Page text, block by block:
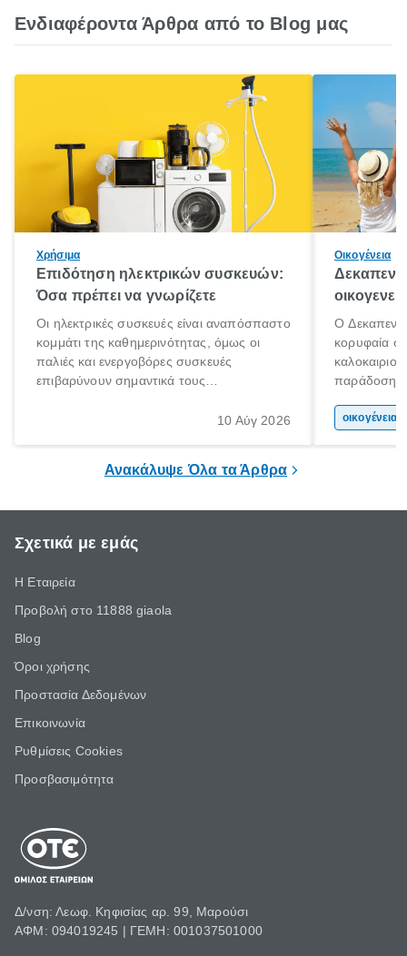
Ενδιαφέροντα Άρθρα από το Blog μας
Χρήσιμα
Επιδότηση ηλεκτρικών συσκευών:
Όσα πρέπει να γνωρίζετε
Οι ηλεκτρικές συσκευές είναι αναπόσπαστο
κομμάτι της καθημερινότητας, όμως οι
παλιές και ενεργοβόρες συσκευές
επιβαρύνουν σημαντικά τους
Εδώ ακριβώς έρχεται να βοηθήσει η
καλύπτουν μέρος του κόστους
10 Αύγ 2026
Οικογένεια
Ο
κορυφαία
παράδοση με
χώρας. Είτε
Ανακάλυψε Όλα τα Άρθρα
Σχετικά με εμάς
Η Εταιρεία
Προβολή στο 11888 giaola
Blog
Όροι χρήσης
Προστασία Δεδομένων
Επικοινωνία
Ρυθμίσεις Cookies
Προσβασιμότητα
Δ/νση: Λεωφ. Κηφισίας αρ. 99, Μαρούσι
ΑΦΜ: 094019245 | ΓΕΜΗ: 001037501000